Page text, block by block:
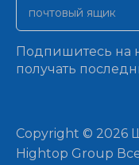
Подпишитесь на
получать
​Copyright © 2026
Hightop Group